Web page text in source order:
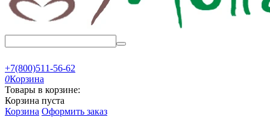
+7(800)511-56-62
0Корзина
Товары в корзине:
Корзина пуста
Корзина Оформить заказ